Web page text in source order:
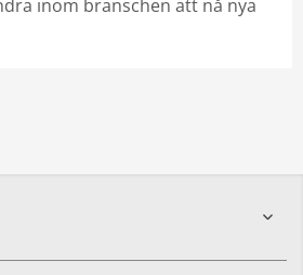
inom branschen att nå nya